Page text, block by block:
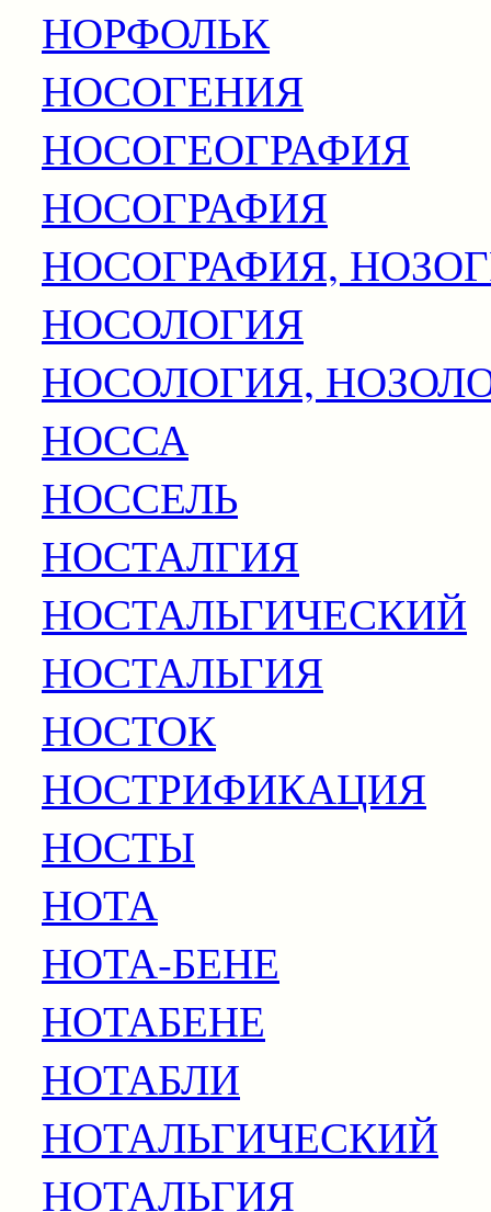
НОРФОЛЬК
НОСОГЕНИЯ
НОСОГЕОГРАФИЯ
НОСОГРАФИЯ
НОСОГРАФИЯ,
НОСОЛОГИЯ
НОСОЛОГИЯ,
НОССА
НОССЕЛЬ
НОСТАЛГИЯ
НОСТАЛЬГИЧЕСКИЙ
НОСТАЛЬГИЯ
НОСТОК
НОСТРИФИКАЦИЯ
НОСТЫ
НОТА
НОТА-БЕНЕ
НОТАБЕНЕ
НОТАБЛИ
НОТАЛЬГИЧЕСКИЙ
НОТАЛЬГИЯ